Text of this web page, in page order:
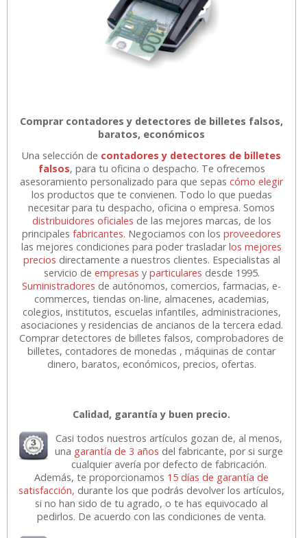
Comprar contadores y detectores de billetes falsos,
baratos, económicos
Una selección de contadores y detectores de billetes
falsos, para tu oficina o despacho. Te ofrecemos
asesoramiento personalizado para que sepascómo elegir
los productos que te convienen. Todo lo que puedas
necesitar para tu despacho, oficina o empresa. Somos
distribuidores oficiales de las mejores marcas, de los
principalesfabricantes. Negociamos con losproveedores
las mejores condiciones para poder trasladarlos mejores
precios directamente a nuestros clientes. Especialistas al
servicio de empresas y particulares desde 1995.
Suministradores de autónomos, comercios, farmacias, e-
commerces, tiendas on-line, almacenes, academias,
colegios, institutos, escuelas infantiles, administraciones,
asociaciones y residencias de ancianos de la tercera edad.
Comprar detectores de billetes falsos, comprobadores de
billetes, contadores de monedas , máquinas de contar
dinero, baratos, económicos, precios, ofertas.
Calidad, garantía y buen precio.
Casi todos nuestros artículos gozan de, al menos,
una garantía de 3 años del fabricante, por si surge
cualquier avería por defecto de fabricación.
Además, te proporcionamos 15 días de garantía de
satisfacción, durante los que podrás devolver los artículos,
si no han sido de tu agrado, o te has equivocado al
pedirlos. De acuerdo con las condiciones de venta.